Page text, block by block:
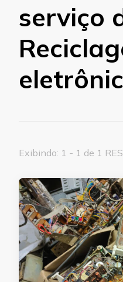
serviço
Exibindo: 1 - 1 de 1